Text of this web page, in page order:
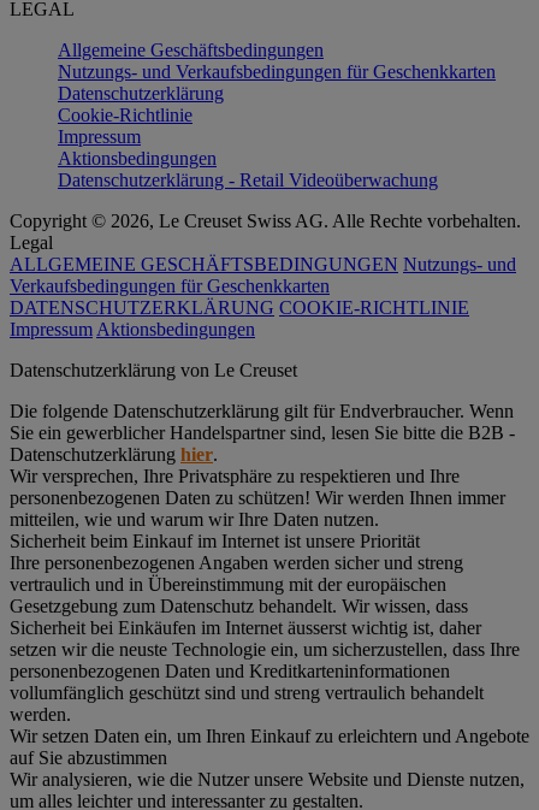
LEGAL
Allgemeine Geschäftsbedingungen
Nutzungs- und Verkaufsbedingungen für Geschenkkarten
Datenschutzerklärung
Cookie-Richtlinie
Impressum
Aktionsbedingungen
Datenschutzerklärung - Retail Videoüberwachung
Copyright © 2026, Le Creuset Swiss AG. Alle Rechte vorbehalten.
Legal
ALLGEMEINE GESCHÄFTSBEDINGUNGEN Nutzungs- und
Verkaufsbedingungen für Geschenkkarten
DATENSCHUTZERKLÄRUNG COOKIE-RICHTLINIE
ImpressumAktionsbedingungen
Datenschutz­erklärung von Le Creuset
Die folgende Datenschutzerklärung gilt für Endverbraucher. Wenn
Sie ein gewerblicher Handelspartner sind, lesen Sie bitte die B2B -
Datenschutzerklärung hier.
Wir versprechen, Ihre Privatsphäre zu respektieren und Ihre
personenbezogenen Daten zu schützen! Wir werden Ihnen immer
mitteilen, wie und warum wir Ihre Daten nutzen.
Sicherheit beim Einkauf im Internet ist unsere Priorität
Ihre personenbezogenen Angaben werden sicher und streng
vertraulich und in Übereinstimmung mit der europäischen
Gesetzgebung zum Datenschutz behandelt. Wir wissen, dass
Sicherheit bei Einkäufen im Internet äusserst wichtig ist, daher
setzen wir die neuste Technologie ein, um sicherzustellen, dass Ihre
personenbezogenen Daten und Kreditkarteninformationen
vollumfänglich geschützt sind und streng vertraulich behandelt
werden.
Wir setzen Daten ein, um Ihren Einkauf zu erleichtern und Angebote
auf Sie abzustimmen
Wir analysieren, wie die Nutzer unsere Website und Dienste nutzen,
um alles leichter und interessanter zu gestalten.